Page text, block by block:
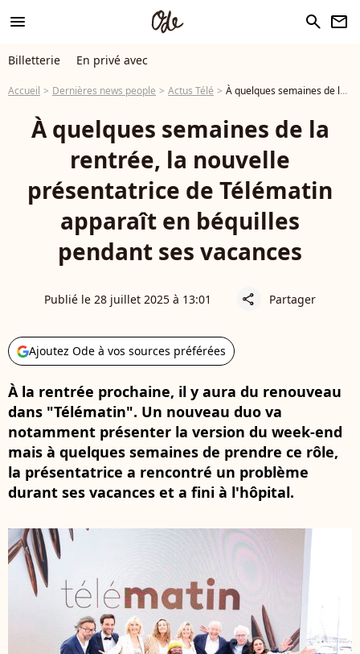
menu search newsletter
Billetterie En privé avec
Accueil Dernières news people Actus Télé À quelques semaines de la rentrée, la nouvelle présentatrice de Télématin apparaît en béquilles pendant ses vacances
À quelques semaines de la
rentrée, la nouvelle
présentatrice de Télématin
apparaît en béquilles
pendant ses vacances
Publié le 28 juillet 2025 à 13:01 share Partager
Ajoutez Ode à vos sources préférées
À la rentrée prochaine, il y aura du renouveau
dans "Télématin". Un nouveau duo va
notamment présenter la version du week-end
mais à quelques semaines de prendre ce rôle,
la présentatrice a rencontré un problème
durant ses vacances et a fini à l'hôpital.